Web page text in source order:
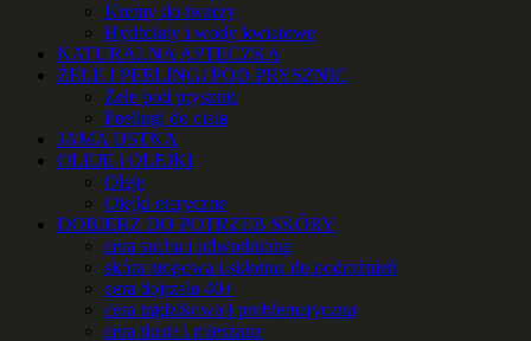
Kremy do twarzy
Hydrolaty i wody kwiatowe
NATURALNA APTECZKA
ŻELE I PEELINGI POD PRYSZNIC
Żele pod prysznic
Peelingi do ciała
JAMA USTNA
OLEJE i OLEJKI
Oleje
Olejki eteryczne
DOBIERZ DO POTRZEB SKÓRY
cera sucha i odwodniona
skóra atopowa i skłonna do podrażnień
cera dojrzała 40+
cera trądzikowa i problematyczna
cera tłusta i mieszana